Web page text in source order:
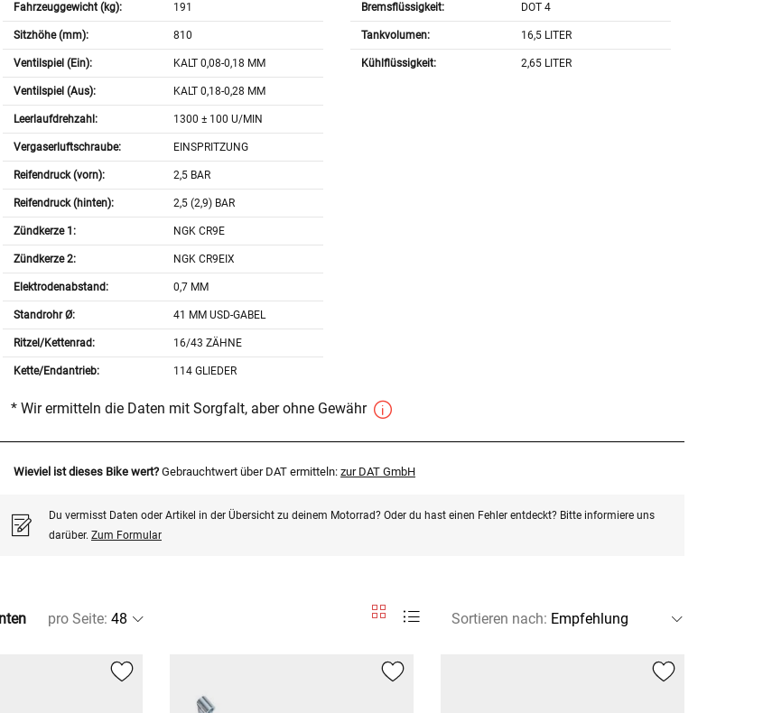
Fahrzeuggewicht (kg): 191
Sitzhöhe (mm): 810
Ventilspiel (Ein): KALT 0,08-0,18 MM
Ventilspiel (Aus): KALT 0,18-0,28 MM
Leerlaufdrehzahl: 1300 ± 100 U/MIN
Vergaserluftschraube: EINSPRITZUNG
Reifendruck (vorn): 2,5 BAR
Reifendruck (hinten): 2,5 (2,9) BAR
Zündkerze 1: NGK CR9E
Zündkerze 2: NGK CR9EIX
Elektrodenabstand: 0,7 MM
Standrohr Ø: 41 MM USD-GABEL
Ritzel/Kettenrad: 16/43 ZÄHNE
Kette/Endantrieb: 114 GLIEDER
Bremsflüssigkeit: DOT 4
Tankvolumen: 16,5 LITER
Kühlflüssigkeit: 2,65 LITER
* Wir ermitteln die Daten mit Sorgfalt, aber ohne Gewähr
Wieviel ist dieses Bike wert? Gebrauchtwert über DAT ermitteln: zur DAT GmbH
Du vermisst Daten oder Artikel in der Übersicht zu deinem Motorrad? Oder du hast einen Fehler entdeckt? Bitte informiere uns
darüber. Zum Formular
pro Seite: Sortieren nach: